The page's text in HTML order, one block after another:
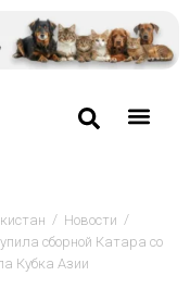
/ Новости /
сборной Катара со
Кубка Азии